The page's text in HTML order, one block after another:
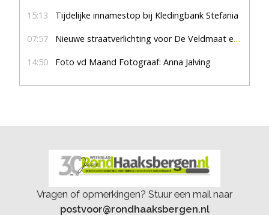
15:13 Tijdelijke innamestop bij Kledingbank Stefania
07:57 Nieuwe straatverlichting voor De Veldmaat en De Pas
14:50 Foto vd Maand Fotograaf: Anna Jalving
Vragen of opmerkingen? Stuur een mail naar
postvoor@rondhaaksbergen.nl